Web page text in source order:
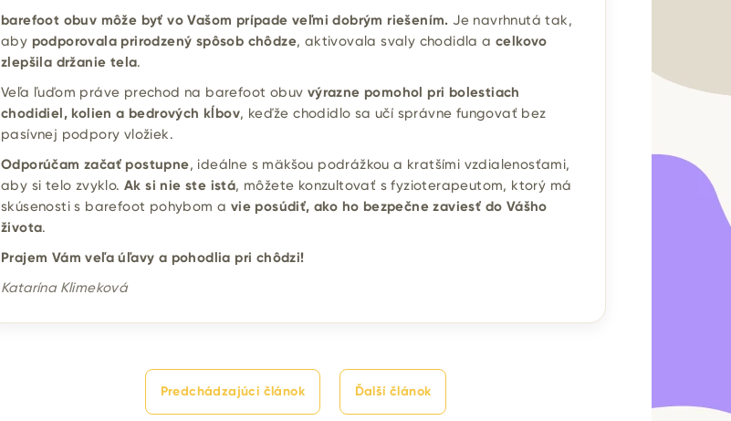
barefoot obuv môže byť vo Vašom prípade veľmi dobrým riešením. Je navrhnutá tak,
aby podporovala prirodzený spôsob chôdze, aktivovala svaly chodidla acelkovo
zlepšila držanie tela.
Veľa ľuďom práve prechod na barefoot obuv výrazne pomohol pri bolestiach
chodidiel, kolien a bedrových kĺbov, keďže chodidlo sa učí správne fungovať bez
pasívnej podpory vložiek.
Odporúčam začať postupne, ideálne s mäkšou podrážkou a kratšími vzdialenosťami,
aby si telo zvyklo.Ak si nie ste istá, môžete konzultovať s fyzioterapeutom, ktorý má
skúsenosti s barefoot pohybom a vie posúdiť, ako ho bezpečne zaviesť do Vášho
života.
Prajem Vám veľa úľavy a pohodlia pri chôdzi!
Katarína Klimeková
Predchádzajúci článok Ďalší článok